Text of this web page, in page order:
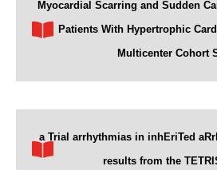
Myocardial Scarring and Sudden
Patients With Hypertrophic
Multicenter Cohort
a Trial arrhythmias in inhEriTed
results from the